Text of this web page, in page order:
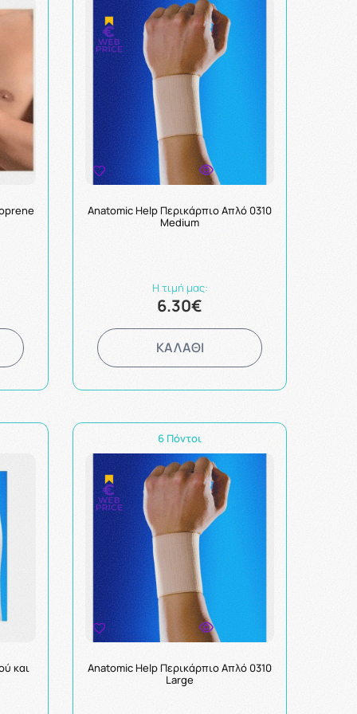
Anatomic Help Περικάρπιο Aπλό 0310
Medium
Η τιμή μας:
6.30€
ΚΑΛΑΘΙ
και
6 Πόντοι
Anatomic Help Περικάρπιο Aπλό 0310
Large